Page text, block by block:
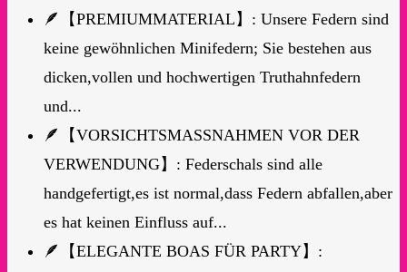
🪶【PREMIUMMATERIAL】: Unsere Federn sind
keine gewöhnlichen Minifedern; Sie bestehen aus
dicken,vollen und hochwertigen Truthahnfedern
und...
🪶【VORSICHTSMASSNAHMEN VOR DER
VERWENDUNG】: Federschals sind alle
handgefertigt,es ist normal,dass Federn abfallen,aber
es hat keinen Einfluss auf...
🪶【ELEGANTE BOAS FÜR PARTY】: